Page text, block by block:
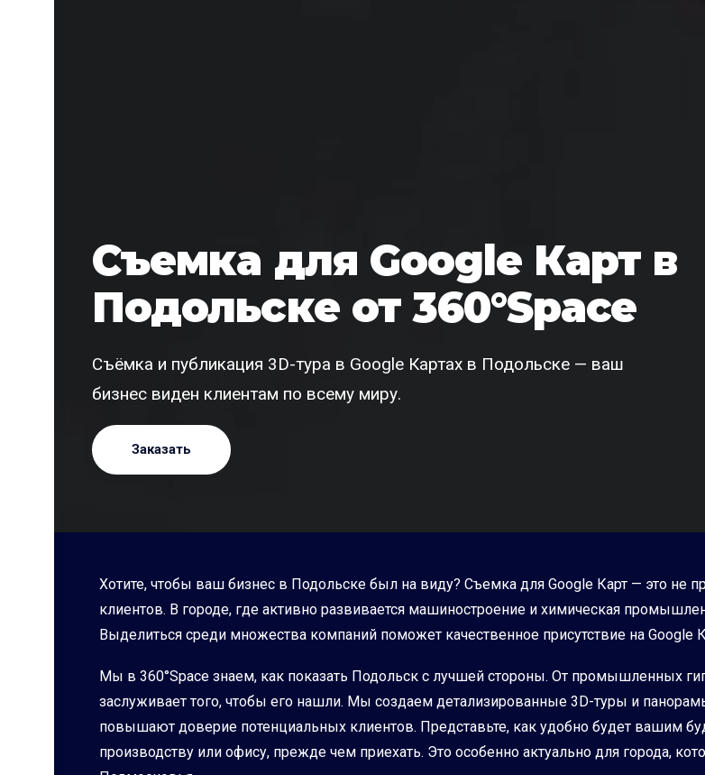
Съемка для Google Карт в
Подольске от 360°Space
Съёмка и публикация 3D-тура в Google Картах в Подольске — ваш
бизнес виден клиентам по всему миру.
Заказать
Хотите, чтобы ваш бизнес в Подольске был на виду? Съемка для Google Карт — это
клиентов. В городе, где активно развивается машиностроение и химическая
Выделиться среди множества компаний поможет качественное присутствие на Google
Мы в 360°Space знаем, как показать Подольск с лучшей стороны. От промышленных
заслуживает того, чтобы его нашли. Мы создаем детализированные 3D-туры и
повышают доверие потенциальных клиентов. Представьте, как удобно будет вашим
производству или офису, прежде чем приехать. Это особенно актуально для города,